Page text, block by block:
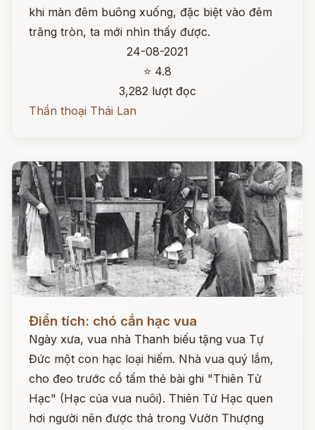
khi màn đêm buông xuống, đặc biệt vào đêm
trăng tròn, ta mới nhìn thấy được.
24-08-2021
⭐ 4.8
3,282 lượt đọc
Thần thoại Thái Lan
Đọc ngay
Điển tích: chó cắn hạc vua
Ngày xưa, vua nhà Thanh biếu tặng vua Tự
Đức một con hạc loại hiếm. Nhà vua quý lắm,
cho đeo trước cổ tấm thẻ bài ghi "Thiên Tử
Hạc" (Hạc của vua nuôi). Thiên Tử Hạc quen
hơi người nên được thả trong Vườn Thượng